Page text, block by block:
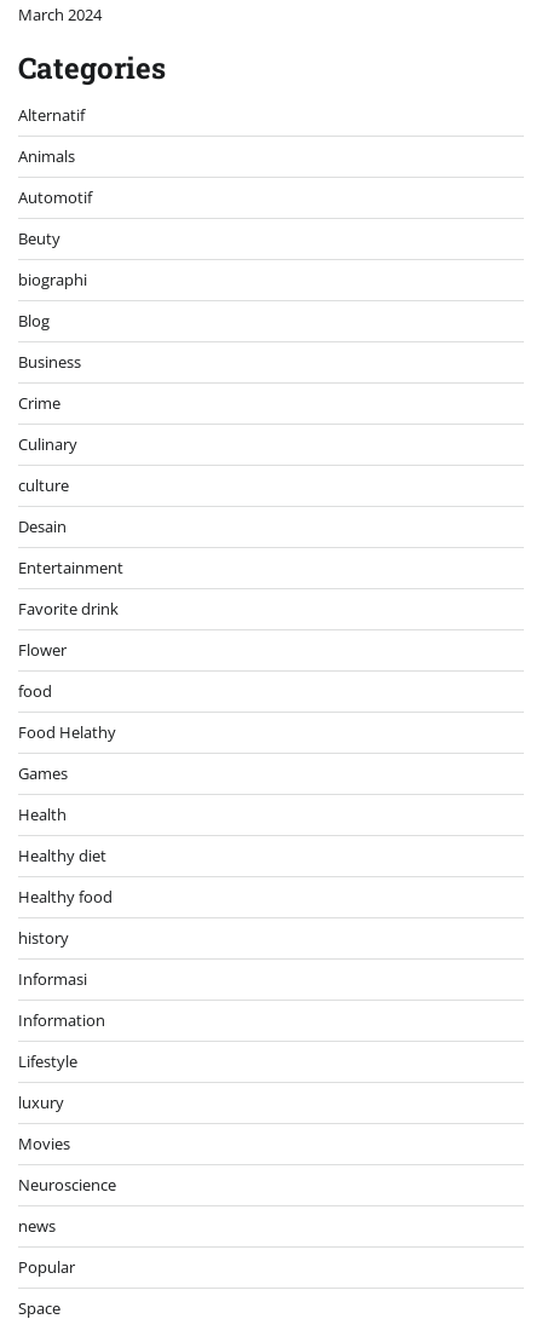
March 2024
Categories
Alternatif
Animals
Automotif
Beuty
biographi
Blog
Business
Crime
Culinary
culture
Desain
Entertainment
Favorite drink
Flower
food
Food Helathy
Games
Health
Healthy diet
Healthy food
history
Informasi
Information
Lifestyle
luxury
Movies
Neuroscience
news
Popular
Space